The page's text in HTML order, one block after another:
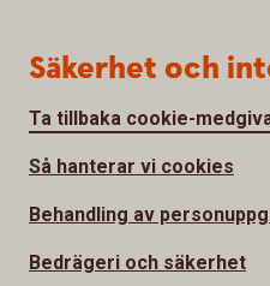
Säkerhet och
Ta tillbaka cookie-
Så hanterar vi cookies
Behandling av
Bedrägeri och säkerhet